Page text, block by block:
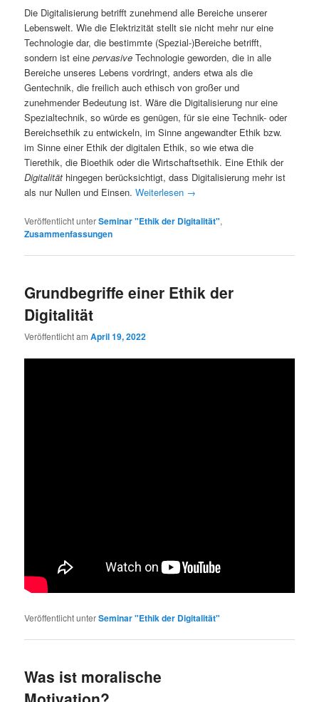
Die Digitalisierung betrifft zunehmend alle Bereiche unserer
Lebenswelt. Wie die Elektrizität stellt sie nicht mehr nur eine
Technologie dar, die bestimmte (Spezial-)Bereiche betrifft,
sondern ist einepervasive Technologie geworden, die in alle
Bereiche unseres Lebens vordringt, anders etwa als die
Gentechnik, die freilich auch ethisch von großer und
zunehmender Bedeutung ist. Wäre die Digitalisierung nur eine
Spezialtechnik, so würde es genügen, für sie eine Technik- oder
Bereichsethik zu entwickeln, im Sinne angewandter Ethik bzw.
im Sinne einer Ethik der digitalen Ethik, so wie etwa die
Tierethik, die Bioethik oder die Wirtschaftsethik. Eine Ethik der
Digitalität hingegen berücksichtigt, dass Digitalisierung mehr ist
als nur Nullen und Einsen.Weiterlesen →
Veröffentlicht unterSeminar "Ethik der Digitalität",
Zusammenfassungen
Grundbegriffe einer Ethik der
Digitalität
Veröffentlicht amApril 19, 2022
Veröffentlicht unterSeminar "Ethik der Digitalität"
Was ist moralische